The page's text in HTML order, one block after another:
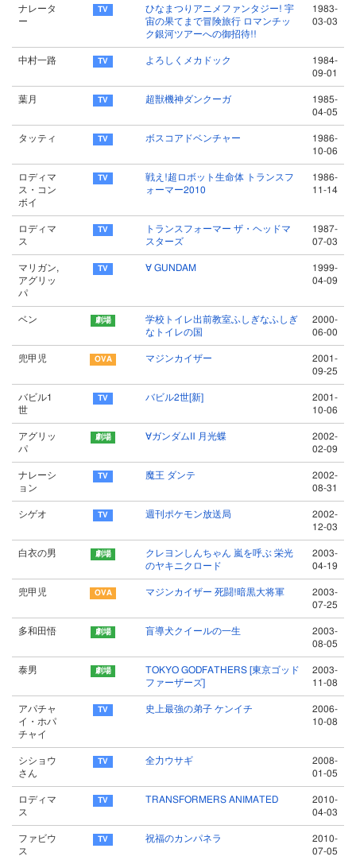
ナレータ
ー
ひなまつりアニメファンタジー! 宇
宙の果てまで冒険旅行 ロマンチッ
ク銀河ツアーへの御招待!!
1983-
03-03
中村一路 よろしくメカドック
1984-
09-01
葉月 超獣機神ダンクーガ
1985-
04-05
タッティ ボスコアドベンチャー
1986-
10-06
ロディマ
ス・コン
ボイ
戦え!超ロボット生命体 トランスフ
ォーマー2010
1986-
11-14
ロディマ
ス
トランスフォーマー ザ・ヘッドマ
スターズ
1987-
07-03
マリガン,
アグリッ
パ
∀ GUNDAM
1999-
04-09
ベン
学校トイレ出前教室ふしぎなふしぎ
なトイレの国
2000-
06-00
兜甲児 マジンカイザー
2001-
09-25
バビル1
世
バビル2世[新]
2001-
10-06
アグリッ
パ
∀ガンダムⅡ 月光蝶
2002-
02-09
ナレーシ
ョン
魔王 ダンテ
2002-
08-31
シゲオ 週刊ポケモン放送局
2002-
12-03
白衣の男
クレヨンしんちゃん 嵐を呼ぶ 栄光
のヤキニクロード
2003-
04-19
兜甲児 マジンカイザー 死闘!暗黒大将軍
2003-
07-25
多和田悟 盲導犬クイールの一生
2003-
08-05
泰男
TOKYO GODFATHERS [東京ゴッド
ファーザーズ]
2003-
11-08
アパチャ
イ・ホパ
チャイ
史上最強の弟子 ケンイチ
2006-
10-08
シショウ
さん
全力ウサギ
2008-
01-05
ロディマ
ス
TRANSFORMERS ANIMATED
2010-
04-03
ファビウ
ス
祝福のカンパネラ
2010-
07-05